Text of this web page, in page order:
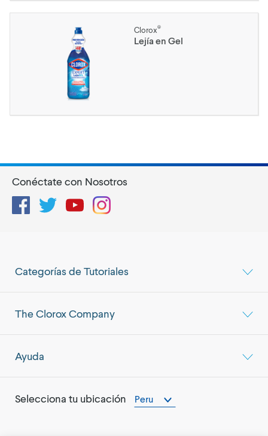
Clorox®
Lejía en Gel
Categorías de Tutoriales
The Clorox Company
Ayuda
Selecciona tu ubicación Peru
Conéctate con Nosotros
FacebookTwitterYouTubeInstagram